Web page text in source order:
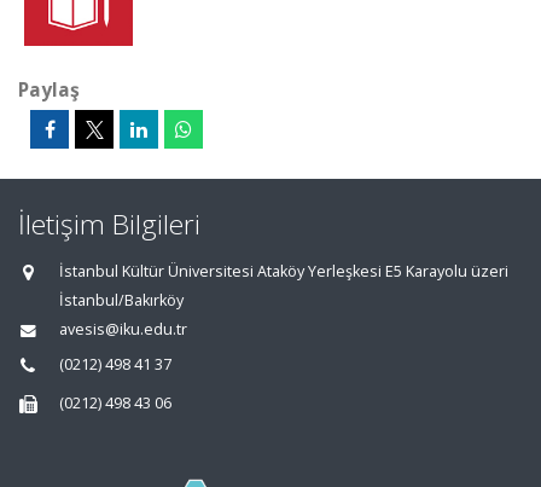
Paylaş
İletişim Bilgileri
İstanbul Kültür Üniversitesi Ataköy Yerleşkesi E5 Karayolu üzeri
İstanbul/Bakırköy
avesis@iku.edu.tr
(0212) 498 41 37
(0212) 498 43 06